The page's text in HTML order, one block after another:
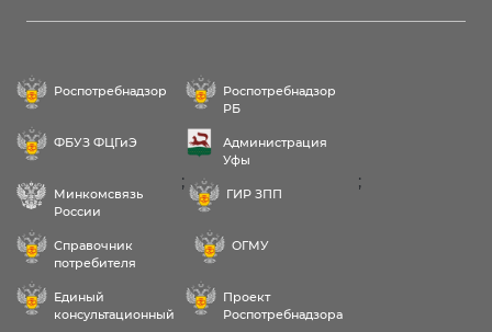
Роспотребнадзор
Роспотребнадзор
РБ
ФБУЗ ФЦГиЭ
Администрация
Уфы
Минкомсвязь
России
;
ГИР ЗПП
;
Справочник
потребителя
ОГМУ
Единый
консультационный
Проект
Роспотребнадзора